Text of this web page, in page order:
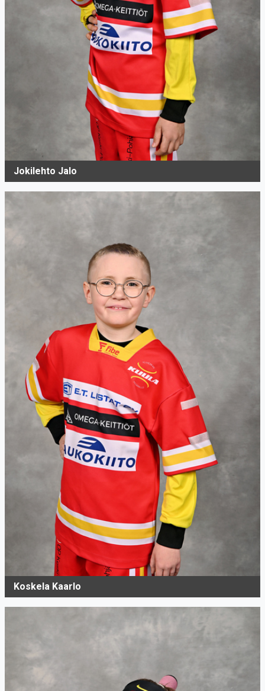
Jokilehto Jalo
Koskela Kaarlo